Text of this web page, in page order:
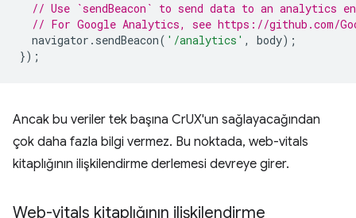
// Use `sendBeacon` to send data to an analytics
// For Google Analytics, see https://github.com/
navigator . sendBeacon( '/analytics' , body);
});
Ancak bu veriler tek başına CrUX'un sağlayacağından
çok daha fazla bilgi vermez. Bu noktada, web-vitals
kitaplığının ilişkilendirme derlemesi devreye girer.
Web-vitals kitaplığının ilişkilendirme